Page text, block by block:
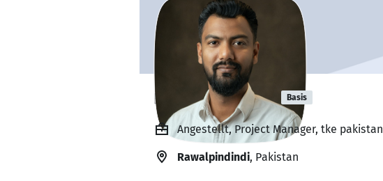
naeem ud din Basis
Angestellt, Project Manager, tke pakistan
Rawalpindindi, Pakistan